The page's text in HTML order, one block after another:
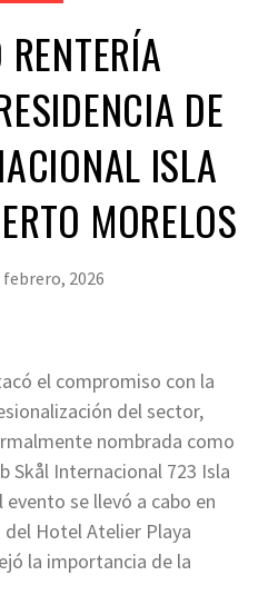
DE
ISLA
MORELOS
febrero, 2026
el compromiso con la
del sector,
nombrada como
Skål Internacional 723 Isla
se llevó a cabo en
Hotel Atelier Playa
la importancia de la